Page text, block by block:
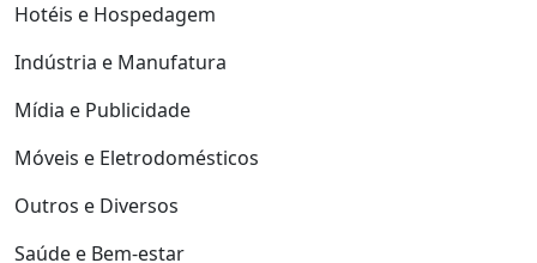
Hotéis e Hospedagem
Indústria e Manufatura
Mídia e Publicidade
Móveis e Eletrodomésticos
Outros e Diversos
Saúde e Bem-estar